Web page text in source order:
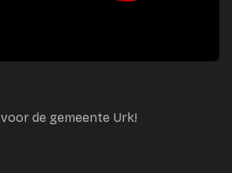
de gemeente Urk!